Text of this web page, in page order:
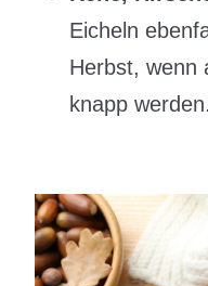
Eicheln
Herbst, wenn
knapp werden.